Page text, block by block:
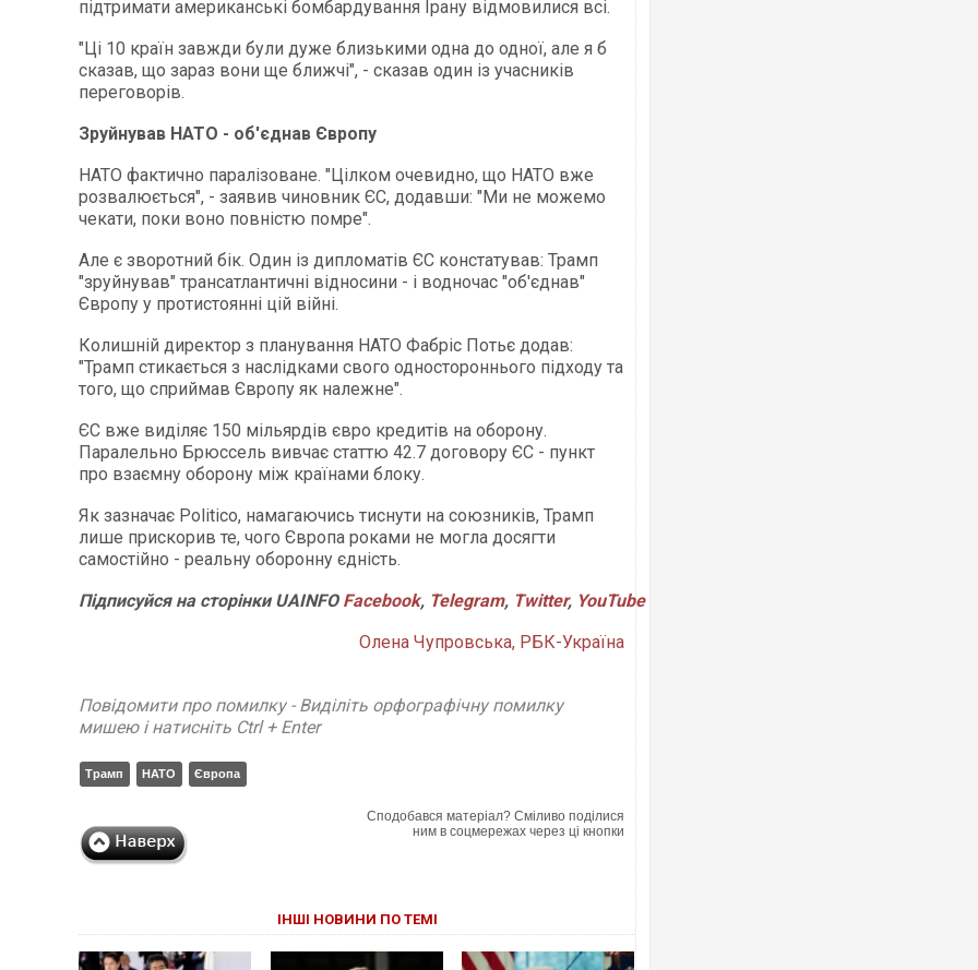
підтримати американські бомбардування Ірану відмовилися всі.
"Ці 10 країн завжди були дуже близькими одна до одної, але я б
сказав, що зараз вони ще ближчі", - сказав один із учасників
переговорів.
Зруйнував НАТО - об'єднав Європу
НАТО фактично паралізоване. "Цілком очевидно, що НАТО вже
розвалюється", - заявив чиновник ЄС, додавши: "Ми не можемо
чекати, поки воно повністю помре".
Але є зворотний бік. Один із дипломатів ЄС констатував: Трамп
"зруйнував" трансатлантичні відносини - і водночас "об'єднав"
Європу у протистоянні цій війні.
Колишній директор з планування НАТО Фабріс Потьє додав:
"Трамп стикається з наслідками свого одностороннього підходу та
того, що сприймав Європу як належне".
ЄС вже виділяє 150 мільярдів євро кредитів на оборону.
Паралельно Брюссель вивчає статтю 42.7 договору ЄС - пункт
про взаємну оборону між країнами блоку.
Як зазначає Politico, намагаючись тиснути на союзників, Трамп
лише прискорив те, чого Європа роками не могла досягти
самостійно - реальну оборонну єдність.
ПідписуйсянасторінкиUAINFO Facebook, Telegram, Twitter, YouTube
Олена Чупровська, РБК-Україна
Повідомити про помилку - Виділіть орфографічну помилку
мишею і натисніть Ctrl + Enter
Трамп НАТО Європа
Сподобався матеріал? Сміливо поділися
ним в соцмережах через ці кнопки
ІНШІ НОВИНИ ПО ТЕМІ